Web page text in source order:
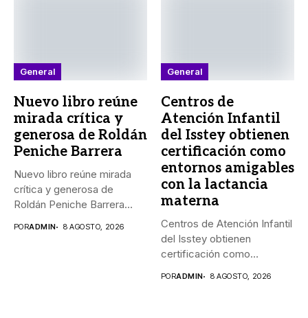
General
Nuevo libro reúne
mirada crítica y
generosa de Roldán
Peniche Barrera
Nuevo libro reúne mirada
crítica y generosa de
Roldán Peniche Barrera
PORADMIN 8 AGOSTO, 2026
General
Centros de
Atención Infantil
del Isstey obtienen
certificación como
entornos amigables
con la lactancia
materna
Centros de Atención Infantil
del Isstey obtienen
certificación como
PORADMIN 8 AGOSTO, 2026